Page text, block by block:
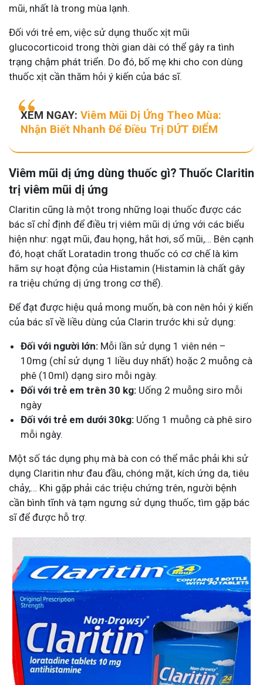
mũi, nhất là trong mùa lạnh.
Đối với trẻ em, việc sử dụng thuốc xịt mũi
glucocorticoid trong thời gian dài có thể gây ra tình
trạng chậm phát triển. Do đó, bố mẹ khi cho con dùng
thuốc xịt cần thăm hỏi ý kiến của bác sĩ.
XEM NGAY: Viêm Mũi Dị Ứng Theo Mùa:
Nhận Biết Nhanh Để Điều Trị DỨT ĐIỂM
Viêm mũi dị ứng dùng thuốc gì? Thuốc Claritin
trị viêm mũi dị ứng
Claritin cũng là một trong những loại thuốc được các
bác sĩ chỉ định để điều trị viêm mũi dị ứng với các biểu
hiện như: ngạt mũi, đau họng, hắt hơi, sổ mũi,… Bên cạnh
đó, hoạt chất Loratadin trong thuốc có cơ chế là kìm
hãm sự hoạt động của Histamin (Histamin là chất gây
ra triệu chứng dị ứng trong cơ thể).
Để đạt được hiệu quả mong muốn, bà con nên hỏi ý kiến
của bác sĩ về liều dùng của Clarin trước khi sử dụng:
Đối với người lớn: Mỗi lần sử dụng 1 viên nén –
10mg (chỉ sử dụng 1 liều duy nhất) hoặc 2 muỗng cà
phê (10ml) dạng siro mỗi ngày.
Đối với trẻ em trên 30 kg: Uống 2 muỗng siro mỗi
ngày
Đối với trẻ em dưới 30kg: Uống 1 muỗng cà phê siro
mỗi ngày.
Một số tác dụng phụ mà bà con có thể mắc phải khi sử
dụng Claritin như đau đầu, chóng mặt, kích ứng da, tiêu
chảy,… Khi gặp phải các triệu chứng trên, người bệnh
cần bình tĩnh và tạm ngưng sử dụng thuốc, tìm gặp bác
sĩ để được hỗ trợ.